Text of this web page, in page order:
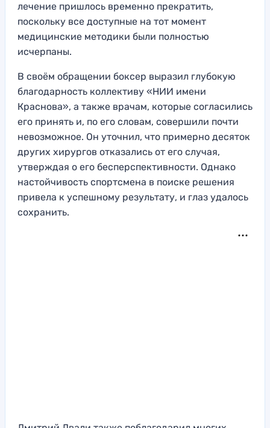
лечение пришлось временно прекратить,
поскольку все доступные на тот момент
медицинские методики были полностью
исчерпаны.
В своём обращении боксер выразил глубокую
благодарность коллективу «НИИ имени
Краснова», а также врачам, которые согласились
его принять и, по его словам, совершили почти
невозможное. Он уточнил, что примерно десяток
других хирургов отказались от его случая,
утверждая о его бесперспективности. Однако
настойчивость спортсмена в поиске решения
привела к успешному результату, и глаз удалось
сохранить.